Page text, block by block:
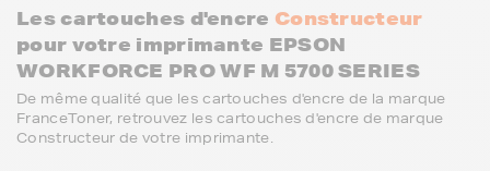
Les cartouches d'encre Constructeur
pour votre imprimante EPSON
WORKFORCE PRO WF M 5700 SERIES
De même qualité que les cartouches d'encre de la marque
FranceToner, retrouvez les cartouches d'encre de marque
Constructeur de votre imprimante.